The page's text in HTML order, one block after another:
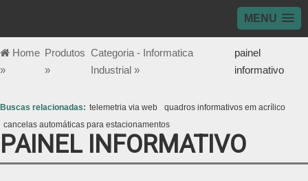
MENU
Home
»
Produtos
»
Categoria - Informatica
Industrial »
painel
informativo
Buscas relacionadas: telemetria via web
quadros informativos em acrílico
cancelas automáticas para estacionamentos
PAINEL INFORMATIVO